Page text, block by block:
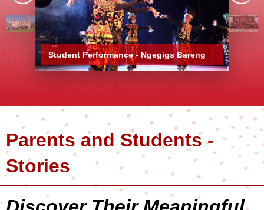
Show More Stories
Student Performance - Ngegigs Bareng
Parents and Students -
Stories